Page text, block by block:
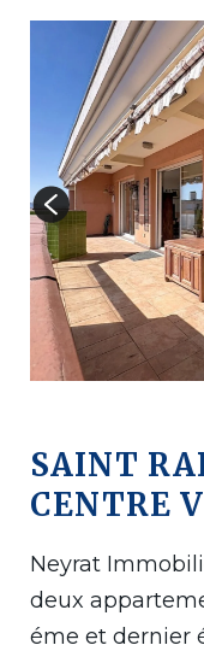
SAINT
CENTRE
Neyrat
deux
éme et dernier